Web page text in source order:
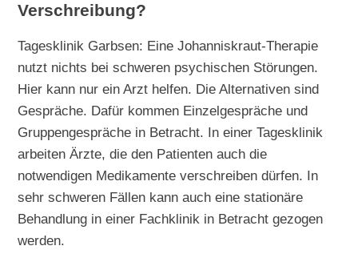
Verschreibung?
Tagesklinik Garbsen: Eine Johanniskraut-Therapie
nutzt nichts bei schweren psychischen Störungen.
Hier kann nur ein Arzt helfen. Die Alternativen sind
Gespräche. Dafür kommen Einzelgespräche und
Gruppengespräche in Betracht. In einer Tagesklinik
arbeiten Ärzte, die den Patienten auch die
notwendigen Medikamente verschreiben dürfen. In
sehr schweren Fällen kann auch eine stationäre
Behandlung in einer Fachklinik in Betracht gezogen
werden.